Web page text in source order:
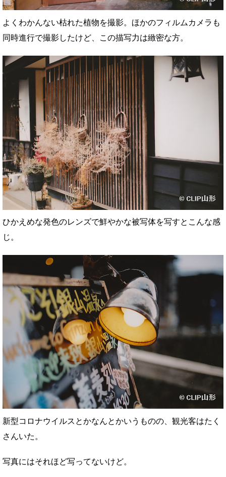
よくわかんない枯れた植物を撮影。ほかのフィルムカメラも
同時進行で撮影したけど、この描写力は緻密な方。
ひかえめな発色のレンズで鮮やかな被写体を写すとこんな感
じ。
新型コロナウイルスとかなんとかいうものの、観光客はたく
さんいた。
写真にはそれほど写ってないけど。